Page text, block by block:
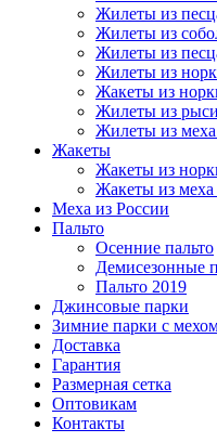
Жилеты из
Жилеты из
Жилеты из
Жилеты из
Жакеты из
Жилеты из рыси
Жилеты из меха
Жакеты
Жакеты из
Жакеты из меха
Меха из России
Пальто
Осенние пальто
Демисезонные
Пальто 2019
Джинсовые парки
Зимние парки с
Доставка
Гарантия
Размерная сетка
Оптовикам
Контакты